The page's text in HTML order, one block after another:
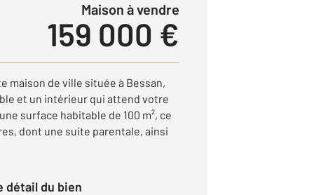
Maison à vendre
159 000 €
maison de ville située à Bessan,
et un intérieur qui attend votre
surface habitable de 100 m², ce
dont une suite parentale, ainsi
détail du bien